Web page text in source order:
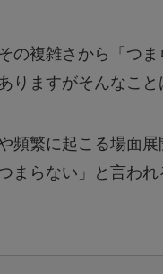
の複雑さから「つ
りますがそんなこと
頻繁に起こる場面
まらない」と言われ